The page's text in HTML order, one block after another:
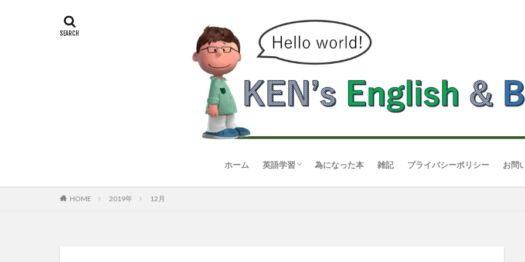
ホーム 英語学習
発音
英会話スクール
TOEIC
スピーキング
リスニング
リーディング
ライティング
為になった本 雑記 プライバシーポリシー お問
HOME 2019年 12月